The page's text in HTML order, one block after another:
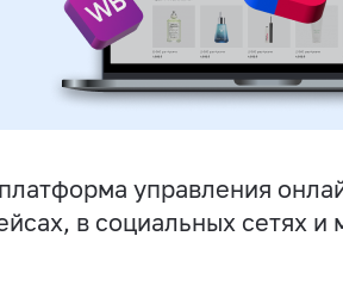
управления
в социальных сетях и